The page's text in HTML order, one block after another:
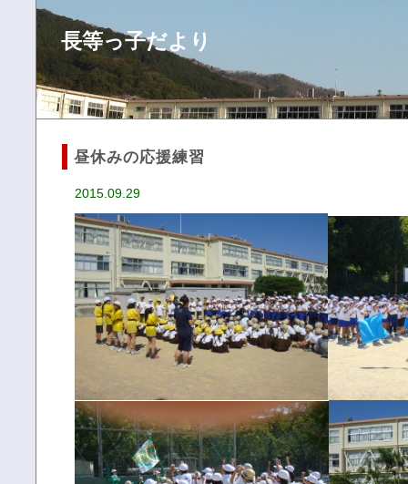
長等っ子だより
昼休みの応援練習
2015.09.29